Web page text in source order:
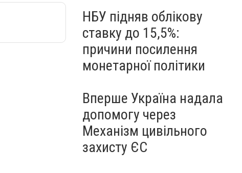
НБУ підняв облікову
ставку до 15,5%:
причини посилення
монетарної політики
Вперше Україна надала
допомогу через
Механізм цивільного
захисту ЄС